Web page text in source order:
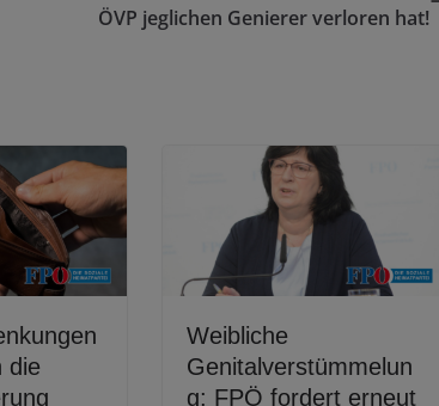
ÖVP jeglichen Genierer verloren hat!
die
Weibliche
Genitalverstümmelun
g: FPÖ fordert erneut